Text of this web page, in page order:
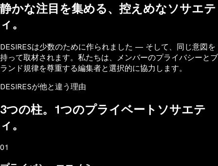
静かな注目を集める、控えめなソサエテ
ィ。
DESIRESは少数のために作られました — そして、同じ意図を
持って取材されます。私たちは、メンバーのプライバシーとブ
ランド規律を尊重する編集者と選択的に協力します。
DESIRESが他と違う理由
3つの柱。1つのプライベートソサエテ
ィ。
01